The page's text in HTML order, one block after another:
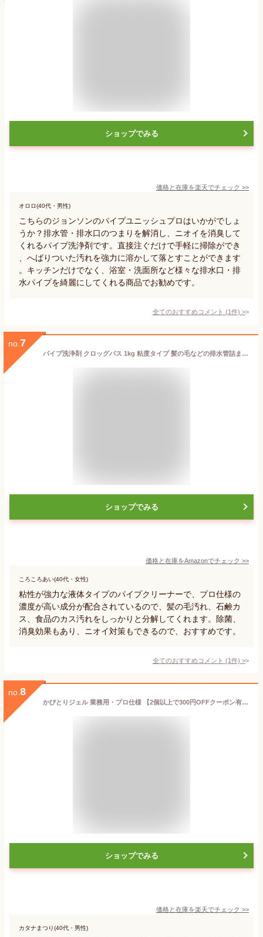
ショップでみる
価格と在庫を楽天でチェック >>
オロロ(40代・男性)
こちらのジョンソンのパイプユニッシュプロはいかがでしょ
うか？排水管・排水口のつまりを解消し、ニオイを消臭して
くれるパイプ洗浄剤です。直接注ぐだけで手軽に掃除ができ
、へばりついた汚れを強力に溶かして落とすことができます
。キッチンだけでなく、浴室・洗面所など様々な排水口・排
水パイプを綺麗にしてくれる商品でお勧めです。
全てのおすすめコメント (1件) >
no. 7
パイプ洗浄剤 クロッグパス 1kg 粘度タイプ 髪の毛などの排水管詰まり取り用 プロ仕様 純閃堂 PP-J1000
ショップでみる
価格と在庫をAmazonでチェック >>
ころころあい(40代・女性)
粘性が強力な液体タイプのパイプクリーナーで、プロ仕様の
濃度が高い成分が配合されているので、髪の毛汚れ、石鹸カ
ス、食品のカス汚れをしっかりと分解してくれます。除菌、
消臭効果もあり、ニオイ対策もできるので、おすすめです。
全てのおすすめコメント (1件) >
no. 8
かびとりジェル 業務用・プロ仕様 【2個以上で300円OFFクーポン有り！】細ノズル 容量118g ジェル状強力 かび取り剤 業務用 浴室・水周 クリーナー 黒カビ 排水溝 ゴムパッキン 風呂洗剤 ヌメリ 臭い タイル目地 送料無料 クリアトッププロ
ショップでみる
価格と在庫を楽天でチェック >>
カタナまつり(40代・男性)